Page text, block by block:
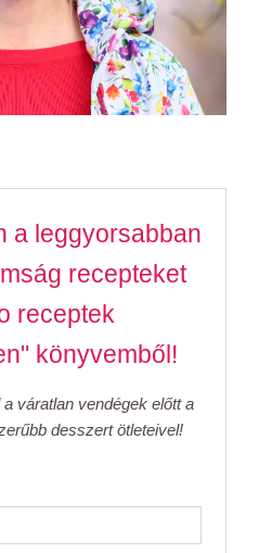
a leggyorsabban
recepteket
receptek
könyvemből!
váratlan vendégek előtt a
desszert ötleteivel!